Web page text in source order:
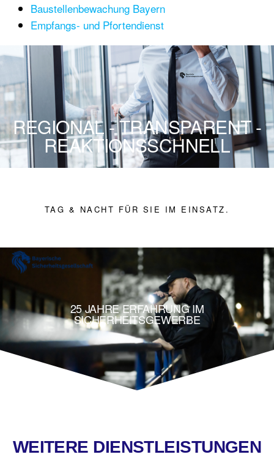
Baustellenbewachung Bayern
Empfangs- und Pfortendienst
REGIONAL - TRANSPARENT -
REAKTIONSSCHNELL
TAG & NACHT FÜR SIE IM EINSATZ.
25 JAHRE ERFAHRUNG IM
SICHERHEITSGEWERBE
WEITERE DIENSTLEISTUNGEN